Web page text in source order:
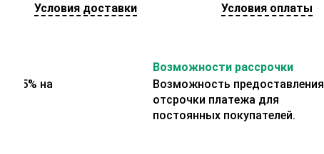
Условия доставки Условия оплаты
5% на
Возможности рассрочки
Возможность предоставления
отсрочки платежа для
постоянных покупателей.